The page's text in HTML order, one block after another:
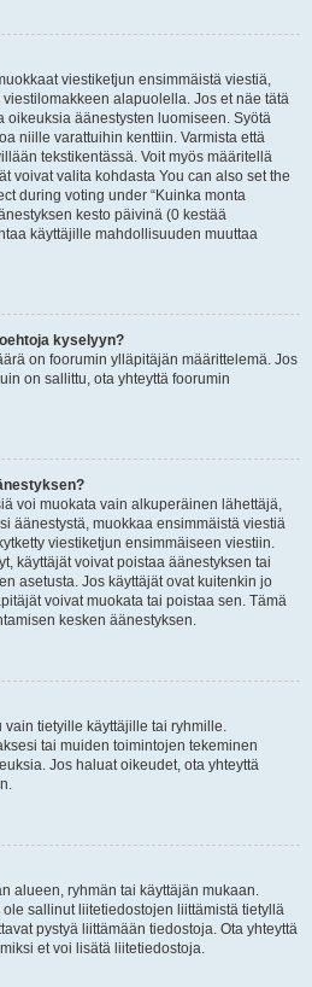
viestiketjun ensimmäistä viestiä,
alapuolella. Jos et näe tätä
oikeuksia äänestysten luomiseen. Syötä
niille varattuihin kenttiin. Varmista että
tekstikentässä. Voit myös määritellä
voivat valita kohdasta You can also set the
during voting under “Kuinka monta
kesto päivinä (0 kestää
käyttäjille mahdollisuuden muuttaa
kyselyyn?
on foorumin ylläpitäjän määrittelemä. Jos
on sallittu, ota yhteyttä foorumin
voi muokata vain alkuperäinen lähettäjä,
äänestystä, muokkaa ensimmäistä viestiä
viestiketjun ensimmäiseen viestiin.
käyttäjät voivat poistaa äänestyksen tai
asetusta. Jos käyttäjät ovat kuitenkin jo
voivat muokata tai poistaa sen. Tämä
kesken äänestyksen.
tietyille käyttäjille tai ryhmille.
tai muiden toimintojen tekeminen
Jos haluat oikeudet, ota yhteyttä
alueen, ryhmän tai käyttäjän mukaan.
sallinut liitetiedostojen liittämistä tietyllä
pystyä liittämään tiedostoja. Ota yhteyttä
et voi lisätä liitetiedostoja.